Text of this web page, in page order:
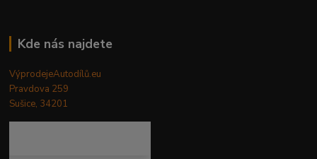
Kde nás najdete
VýprodejeAutodílů.eu
Pravdova 259
Sušice, 34201